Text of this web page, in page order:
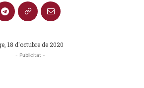
18 d'octubre de 2020
- Publicitat -